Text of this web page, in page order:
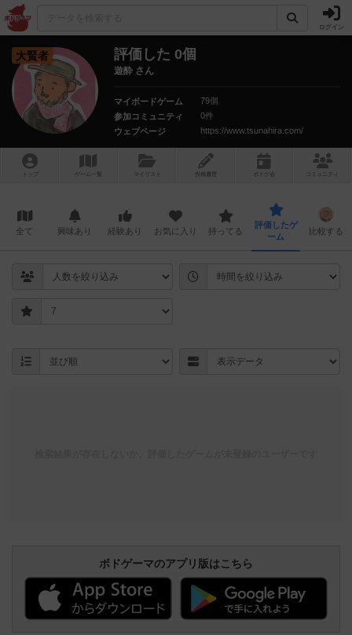
ログイン
大賢者 評価した 0個
遊酔 さん
マイボードゲーム
79個
参加コミュニティ
0件
ウェブページ
https://www.tsunahira.com/
トップ ゲーム一覧 マイリスト 投稿履歴 ボ ドゲ コミュニティ
全て 興味あり 経験あり お気に入り 持ってる
評価したゲ
ーム
比較する
ボドゲーマのアプリ版はこちら